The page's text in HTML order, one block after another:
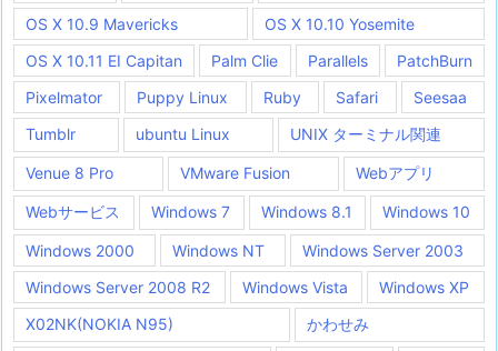
OS X 10.9 Mavericks
OS X 10.10 Yosemite
OS X 10.11 EI Capitan
Palm Clie Parallels
PatchBurn
Pixelmator
Puppy Linux Ruby Safari
Seesaa
Tumblr
ubuntu Linux UNIX ターミナル関連
Venue 8 Pro VMware Fusion Webアプリ
Webサービス Windows 7 Windows 8.1 Windows 10
Windows 2000 Windows NT
Windows Server 2003
Windows Server 2008 R2
Windows Vista
Windows XP
X02NK(NOKIA N95)
かわせみ